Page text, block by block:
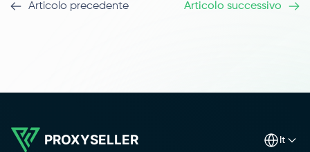
Articolo precedente Articolo successivo
PROXYSELLER it